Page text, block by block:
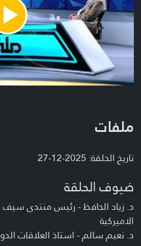
Play
Video
ملفات
تاريخ الحلقة: 2025-12-27
ضيوف الحلقة
د. زياد الحافظ - رئيس منتدى
الاميركية
د. نعيم سالم - استاذ العلاقات